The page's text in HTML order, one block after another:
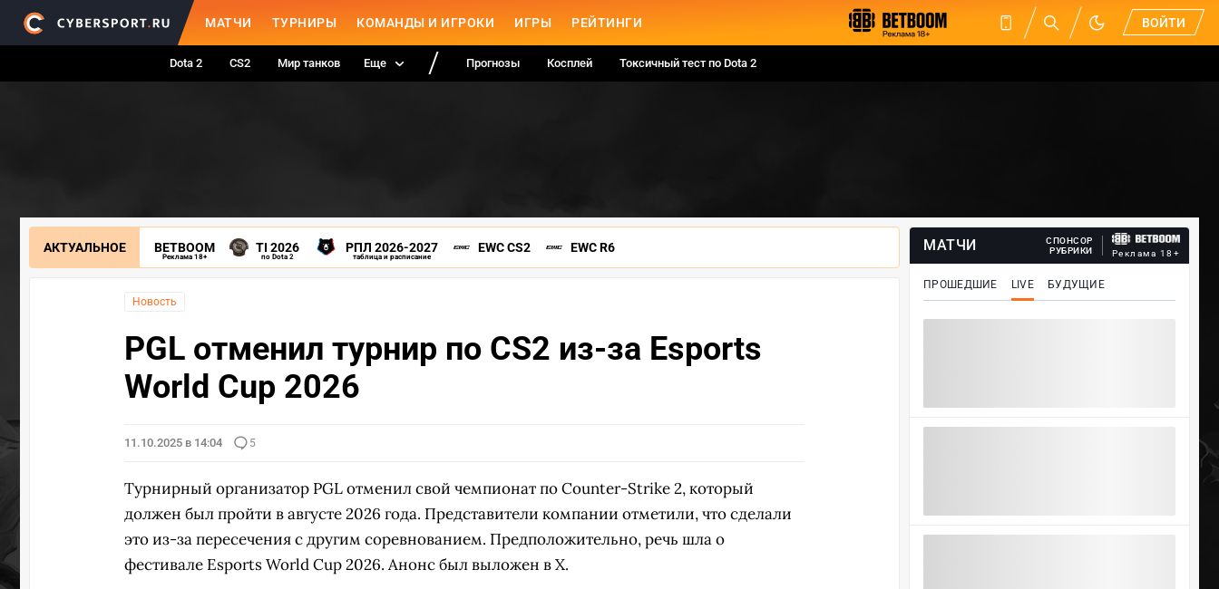
МАТЧИ ТУРНИРЫ КОМАНДЫ И ИГРОКИ ИГРЫ РЕЙТИНГИ ВОЙТИ
Dota 2 CS2 Мир танков Еще Прогнозы Косплей Токсичный тест по Dota 2
АКТУАЛЬНОЕ BETBOOM
Реклама 18+
TI 2026
по Dota 2
РПЛ 2026-2027
таблица и расписание
EWC CS2 EWC R6
Новость
PGL отменил турнир по CS2 из-за Esports
World Cup 2026
11.10.2025 в 14:04 5
Турнирный организатор PGL отменил свой чемпионат по Counter-Strike 2, который
должен был пройти в августе 2026 года. Представители компании отметили, что сделали
это из-за пересечения с другим соревнованием. Предположительно, речь шла о
фестивале Esports World Cup 2026. Анонс был выложен в X.
МАТЧИ
СПОНСОР
РУБРИКИ
Реклама 18+
ПРОШЕДШИЕ LIVE БУДУЩИЕ